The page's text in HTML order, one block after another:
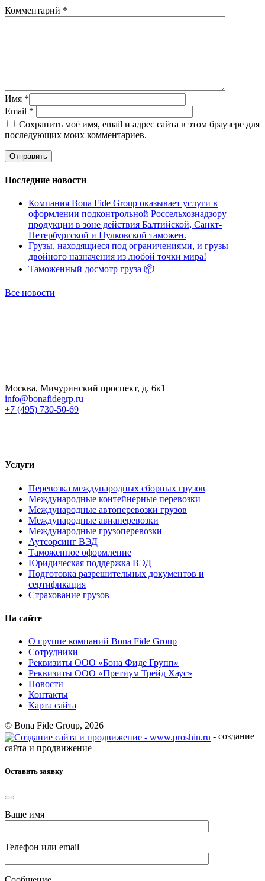
Комментарий *
Имя *
Email *
Сохранить моё имя, email и адрес сайта в этом браузере для
последующих моих комментариев.
Последние новости
Компания Bona Fide Group оказывает услуги в
оформлении подконтрольной Россельхознадзору
продукции в зоне действия Балтийской, Санкт-
Петербургской и Пулковской таможен.
Грузы, находящиеся под ограничениями, и грузы
двойного назначения из любой точки мира!
Таможенный досмотр груза 📦
Все новости
Москва, Мичуринский проспект, д. 6к1
info@bonafidegrp.ru
+7 (495) 730-50-69
Услуги
Перевозка международных сборных грузов
Международные контейнерные перевозки
Международные автоперевозки грузов
Международные авиаперевозки
Международные грузоперевозки
Аутсорсинг ВЭД
Таможенное оформление
Юридическая поддержка ВЭД
Подготовка разрешительных документов и
сертификация
Страхование грузов
На сайте
О группе компаний Bona Fide Group
Сотрудники
Реквизиты ООО «Бона Фиде Групп»
Реквизиты ООО «Претиум Трейд Хаус»
Новости
Контакты
Карта сайта
© Bona Fide Group, 2026
- создание
сайта и продвижение
Оставить заявку
Ваше имя
Телефон или email